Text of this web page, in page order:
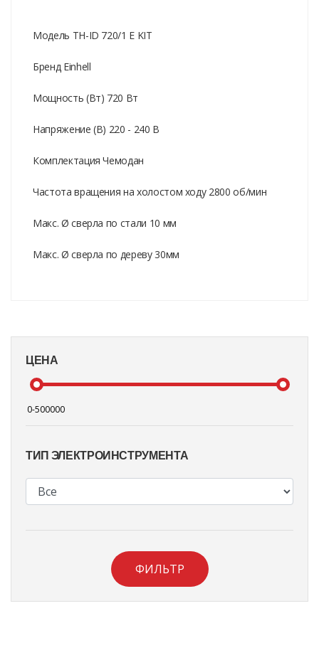
ЦЕНА
ТИП ЭЛЕКТРОИНСТРУМЕНТА
ФИЛЬТР
Модель TH-ID 720/1 E KIT
Бренд Einhell
Мощность (Вт) 720 Вт
Напряжение (В) 220 - 240 В
Комплектация Чемодан
Частота вращения на холостом ходу 2800 об/мин
Макс. Ø сверла по стали 10 мм
Макс. Ø сверла по дереву 30мм